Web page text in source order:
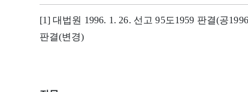
[1] 대법원 1996. 1. 26. 선고 95도1959 판결(공
판결(변경)